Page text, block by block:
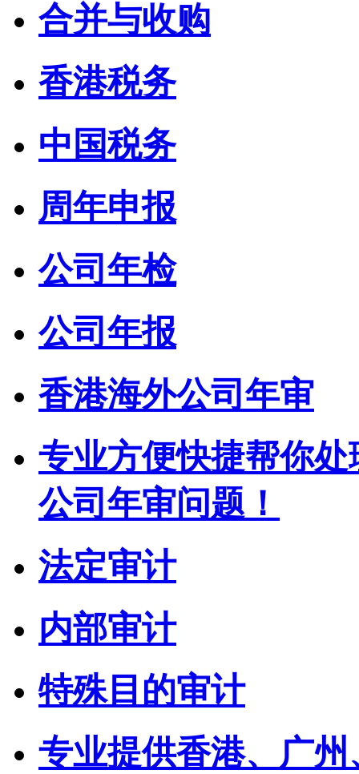
合并与收购
香港税务
中国税务
周年申报
公司年检
公司年报
香港海外公司年审
专业方便快捷帮你
公司年审问题！
法定审计
内部审计
特殊目的审计
专业提供香港、广